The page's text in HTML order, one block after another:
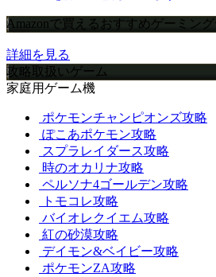
Amazonで買えるおすすめゲーミング
詳細を見る
攻略取扱いゲーム
家庭用ゲーム機
ポケモンチャンピオンズ攻略
ぽこあポケモン攻略
スプラレイダース攻略
時のオカリナ攻略
ペルソナ4ゴールデン攻略
トモコレ攻略
バイオレクイエム攻略
紅の砂漠攻略
デイモン&ベイビー攻略
ポケモンZA攻略